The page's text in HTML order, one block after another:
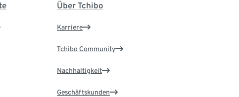
Über Tchibo
Karriere
Tchibo Community
Nachhaltigkeit
Geschäftskunden